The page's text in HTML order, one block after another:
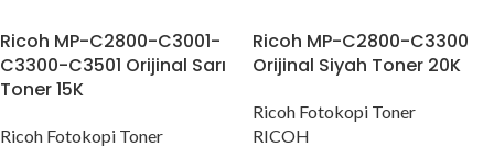
Ricoh MP-C2800-C3001-
C3300-C3501 Orijinal Sarı
Toner 15K
Ricoh Fotokopi Toner
Ricoh MP-C2800-C3300
Orijinal Siyah Toner 20K
Ricoh Fotokopi Toner
RICOH